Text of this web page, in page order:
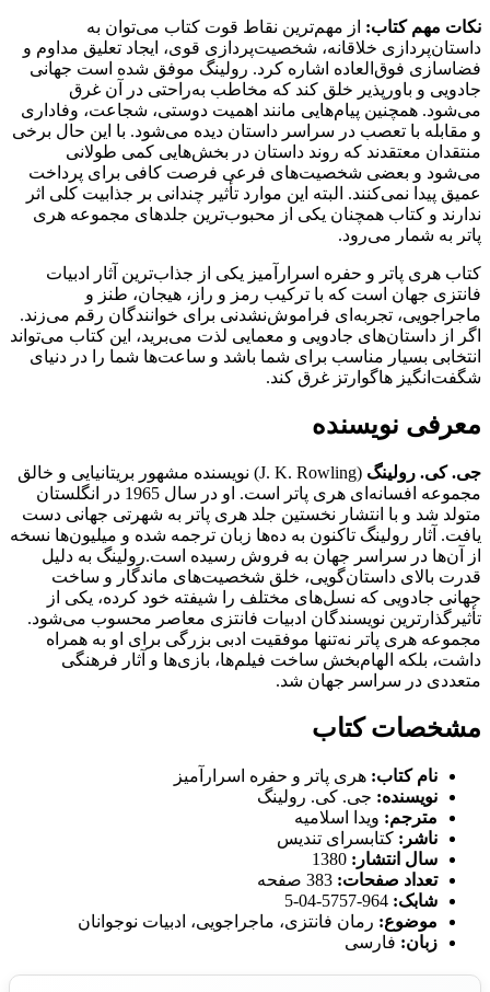
نکات مهم کتاب: از مهم‌ترین نقاط قوت کتاب می‌توان به
داستان‌پردازی خلاقانه، شخصیت‌پردازی قوی، ایجاد تعلیق مداوم و
فضاسازی فوق‌العاده اشاره کرد. رولینگ موفق شده است جهانی
جادویی و باورپذیر خلق کند که مخاطب به‌راحتی در آن غرق
می‌شود. همچنین پیام‌هایی مانند اهمیت دوستی، شجاعت، وفاداری
و مقابله با تعصب در سراسر داستان دیده می‌شود. با این حال برخی
منتقدان معتقدند که روند داستان در بخش‌هایی کمی طولانی
می‌شود و بعضی شخصیت‌های فرعی فرصت کافی برای پرداخت
عمیق پیدا نمی‌کنند. البته این موارد تأثیر چندانی بر جذابیت کلی اثر
ندارند و کتاب همچنان یکی از محبوب‌ترین جلدهای مجموعه هری
پاتر به شمار می‌رود.
کتاب هری پاتر و حفره اسرارآمیز یکی از جذاب‌ترین آثار ادبیات
فانتزی جهان است که با ترکیب رمز و راز، هیجان، طنز و
ماجراجویی، تجربه‌ای فراموش‌نشدنی برای خوانندگان رقم می‌زند.
اگر از داستان‌های جادویی و معمایی لذت می‌برید، این کتاب می‌تواند
انتخابی بسیار مناسب برای شما باشد و ساعت‌ها شما را در دنیای
شگفت‌انگیز هاگوارتز غرق کند.
معرفی نویسنده
جی. کی. رولینگ
(J. K. Rowling) نویسنده مشهور بریتانیایی و خالق
مجموعه افسانه‌ای هری پاتر است. او در سال 1965 در انگلستان
متولد شد و با انتشار نخستین جلد هری پاتر به شهرتی جهانی دست
یافت. آثار رولینگ تاکنون به ده‌ها زبان ترجمه شده و میلیون‌ها نسخه
از آن‌ها در سراسر جهان به فروش رسیده است.رولینگ به دلیل
قدرت بالای داستان‌گویی، خلق شخصیت‌های ماندگار و ساخت
جهانی جادویی که نسل‌های مختلف را شیفته خود کرده، یکی از
تأثیرگذارترین نویسندگان ادبیات فانتزی معاصر محسوب می‌شود.
مجموعه هری پاتر نه‌تنها موفقیت ادبی بزرگی برای او به همراه
داشت، بلکه الهام‌بخش ساخت فیلم‌ها، بازی‌ها و آثار فرهنگی
متعددی در سراسر جهان شد.
مشخصات کتاب
نام کتاب: هری پاتر و حفره اسرارآمیز
نویسنده: جی. کی. رولینگ
مترجم: ویدا اسلامیه
ناشر: کتابسرای تندیس
سال انتشار:
تعداد صفحات:
شابک:
موضوع: رمان فانتزی، ماجراجویی، ادبیات نوجوانان
زبان: فارسی